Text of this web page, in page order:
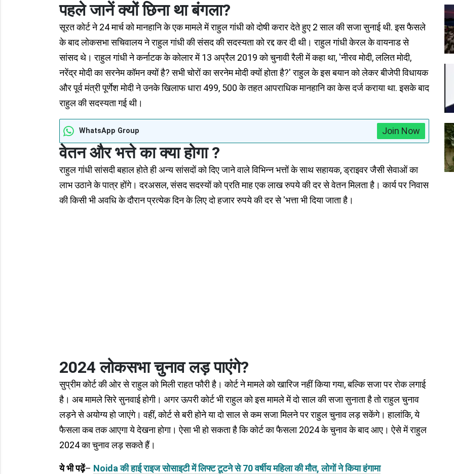
पहले जानें क्यों छिना था बंगला?
सूरत कोर्ट ने 24 मार्च को मानहानि के एक मामले में राहुल गांधी को दोषी करार देते हुए 2 साल की सजा सुनाई थी. इस फैसले
के बाद लोकसभा सचिवालय ने राहुल गांधी की संसद की सदस्यता को रद्द कर दी थी। राहुल गांधी केरल के वायनाड से
सांसद थे। राहुल गांधी ने कर्नाटक के कोलार में 13 अप्रैल 2019 को चुनावी रैली में कहा था, 'नीरव मोदी, ललित मोदी,
नरेंद्र मोदी का सरनेम कॉमन क्यों है? सभी चोरों का सरनेम मोदी क्यों होता है?' राहुल के इस बयान को लेकर बीजेपी विधायक
और पूर्व मंत्री पूर्णेश मोदी ने उनके खिलाफ धारा 499, 500 के तहत आपराधिक मानहानि का केस दर्ज कराया था. इसके बाद
राहुल की सदस्यता गई थी।
WhatsApp Group Join Now
वेतन और भत्ते का क्या होगा ?
राहुल गांधी सांसदी बहाल होते ही अन्य सांसदों को दिए जाने वाले विभिन्न भत्तों के साथ सहायक, ड्राइवर जैसी सेवाओं का
लाभ उठाने के पात्र होंगे। दरअसल, संसद सदस्यों को प्रति माह एक लाख रुपये की दर से वेतन मिलता है। कार्य पर निवास
की किसी भी अवधि के दौरान प्रत्येक दिन के लिए दो हजार रुपये की दर से 'भत्ता भी दिया जाता है।
2024 लोकसभा चुनाव लड़ पाएंगे?
सुप्रीम कोर्ट की ओर से राहुल को मिली राहत फौरी है। कोर्ट ने मामले को खारिज नहीं किया गया, बल्कि सजा पर रोक लगाई
है। अब मामले सिरे सुनवाई होगी। अगर ऊपरी कोर्ट भी राहुल को इस मामले में दो साल की सजा सुनाता है तो राहुल चुनाव
लड़ने से अयोग्य हो जाएंगे। वहीं, कोर्ट से बरी होने या दो साल से कम सजा मिलने पर राहुल चुनाव लड़ सकेंगे। हालांकि, ये
फैसला कब तक आएगा ये देखना होगा। ऐसा भी हो सकता है कि कोर्ट का फैसला 2024 के चुनाव के बाद आए। ऐसे में राहुल
2024 का चुनाव लड़ सकते हैं।
ये भी पढ़ें– Noida की हाई राइज सोसाइटी में लिफ्ट टूटने से 70 वर्षीय महिला की मौत, लोगों ने किया हंगामा